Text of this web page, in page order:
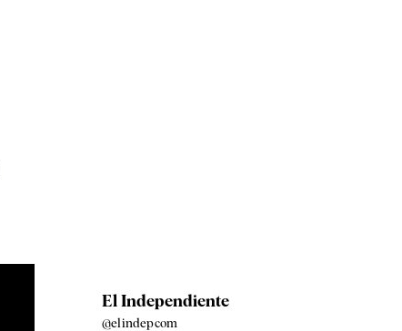
El Independiente
@elindepcom